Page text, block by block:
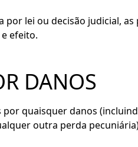
lei ou decisão judicial,
efeito.
DANOS
quaisquer danos
outra perda